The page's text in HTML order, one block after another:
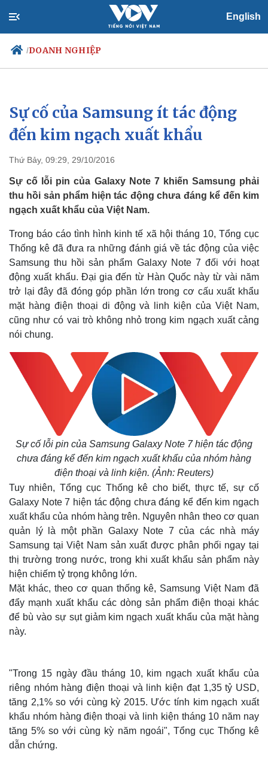
English
/DOANH NGHIỆP
Chính trị
Đảng
Tổ chức nhân sự
Nhận diện sự thật
Xã hội
Tin 24h
Dự báo thời tiết
Việc làm
Biển đảo
Thế giới
Sự cố của Samsung ít tác động
đến kim ngạch xuất khẩu
Thứ Bảy, 09:29, 29/10/2016
Sự cố lỗi pin của Galaxy Note 7 khiến Samsung phải
thu hồi sản phẩm hiện tác động chưa đáng kể đến kim
ngạch xuất khẩu của Việt Nam.
Trong báo cáo tình hình kinh tế xã hội tháng 10, Tổng cục
Thống kê đã đưa ra những đánh giá về tác động của việc
Samsung thu hồi sản phẩm Galaxy Note 7 đối với hoạt
động xuất khẩu. Đại gia đến từ Hàn Quốc này từ vài năm
trở lại đây đã đóng góp phần lớn trong cơ cấu xuất khẩu
mặt hàng điện thoại di động và linh kiện của Việt Nam,
cũng như có vai trò không nhỏ trong kim ngạch xuất cảng
nói chung.
Sự cố lỗi pin của Samsung Galaxy Note 7 hiện tác động
chưa đáng kể đến kim ngạch xuất khẩu của nhóm hàng
điện thoại và linh kiện. (Ảnh: Reuters)
Tuy nhiên, Tổng cục Thống kê cho biết, thực tế, sự cố
Galaxy Note 7 hiện tác động chưa đáng kể đến kim ngạch
xuất khẩu của nhóm hàng trên. Nguyên nhân theo cơ quan
quản lý là một phần Galaxy Note 7 của các nhà máy
Samsung tại Việt Nam sản xuất được phân phối ngay tại
thị trường trong nước, trong khi xuất khẩu sản phẩm này
hiện chiếm tỷ trọng không lớn.
Mặt khác, theo cơ quan thống kê, Samsung Việt Nam đã
đẩy mạnh xuất khẩu các dòng sản phẩm điện thoại khác
để bù vào sự sụt giảm kim ngạch xuất khẩu của mặt hàng
này.
"Trong 15 ngày đầu tháng 10, kim ngạch xuất khẩu của
riêng nhóm hàng điện thoại và linh kiện đạt 1,35 tỷ USD,
tăng 2,1% so với cùng kỳ 2015. Ước tính kim ngạch xuất
khẩu nhóm hàng điện thoại và linh kiện tháng 10 năm nay
tăng 5% so với cùng kỳ năm ngoái", Tổng cục Thống kê
dẫn chứng.